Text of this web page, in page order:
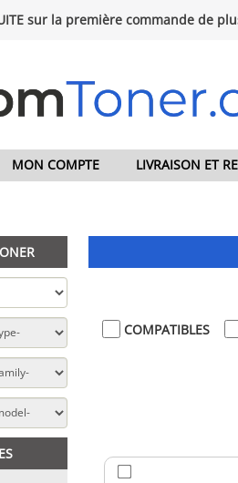
sur la première commande de
MON COMPTE LIVRAISON ET
COMPATIBLES